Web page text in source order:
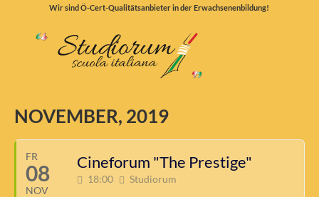
Wir sind Ö-Cert-Qualitätsanbieter in der Erwachsenenbildung!
NOVEMBER, 2019
FR
08
NOV
Cineforum "The Prestige"
18:00 Studiorum